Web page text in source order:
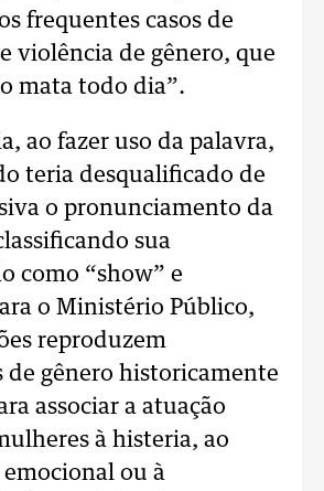
frequentes casos de
violência de gênero, que
mata todo dia”.
ao fazer uso da palavra,
teria desqualificado de
o pronunciamento da
sua
como “show” e
o Ministério Público,
reproduzem
de gênero historicamente
associar a atuação
à histeria, ao
ou à